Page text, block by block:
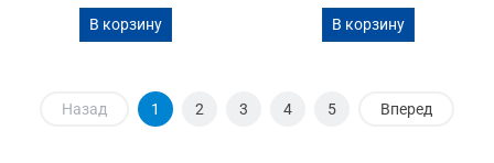
В корзину В корзину
Назад 1 2 3 4 5 Вперед